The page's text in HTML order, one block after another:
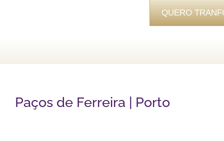
QUERO
Paços de Ferreira | Porto